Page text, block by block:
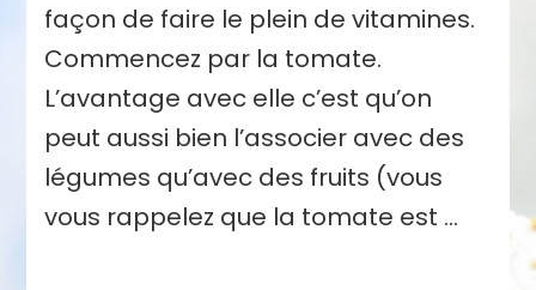
façon de faire le plein de vitamines.
Commencez par la tomate.
L’avantage avec elle c’est qu’on
peut aussi bien l’associer avec des
légumes qu’avec des fruits (vous
vous rappelez que la tomate est …